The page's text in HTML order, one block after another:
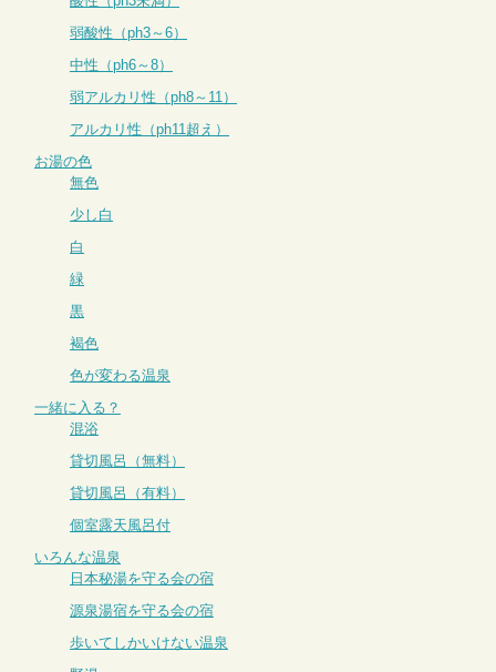
弱酸性（ph3～6）
中性（ph6～8）
弱アルカリ性（ph8～11）
アルカリ性（ph11超え）
お湯の色
無色
少し白
白
緑
黒
褐色
色が変わる温泉
一緒に入る？
混浴
貸切風呂（無料）
貸切風呂（有料）
個室露天風呂付
いろんな温泉
日本秘湯を守る会の宿
源泉湯宿を守る会の宿
歩いてしかいけない温泉